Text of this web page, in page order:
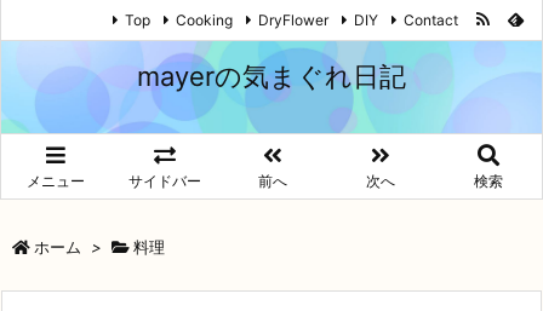
mayerの気まぐれ日記
メニュー サイドバー 前へ 次へ 検索
Top Cooking DryFlower DIY Contact
ホーム > 料理